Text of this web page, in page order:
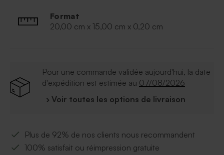
Format
20,00 cm x 15,00 cm x 0,20 cm
Pour une commande validée aujourd'hui, la date
d'expédition est estimée au 07/08/2026
› Voir toutes les options de livraison
Plus de 92% de nos clients nous recommandent
100% satisfait ou réimpression gratuite